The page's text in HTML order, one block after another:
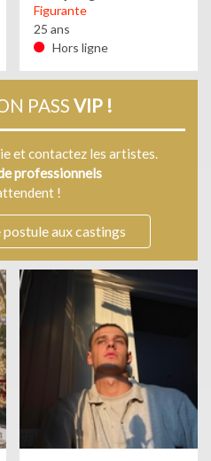
Figurante
25 ans
Hors ligne
PASSVIP !
et contactez les artistes.
professionnels
!
postule aux castings